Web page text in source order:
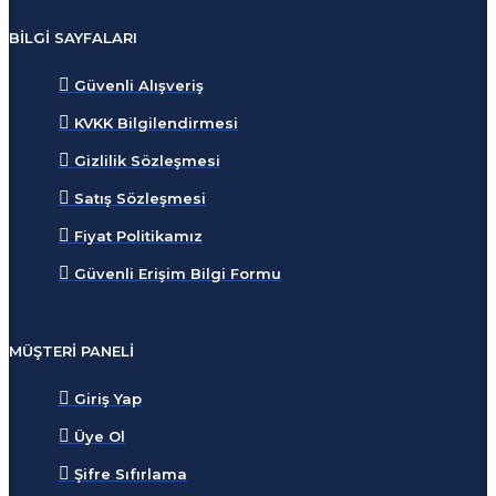
BILGI SAYFALARI
Güvenli Alışveriş
KVKK Bilgilendirmesi
Gizlilik Sözleşmesi
Satış Sözleşmesi
Fiyat Politikamız
Güvenli Erişim Bilgi Formu
MÜŞTERI PANELI
Giriş Yap
Üye Ol
Şifre Sıfırlama